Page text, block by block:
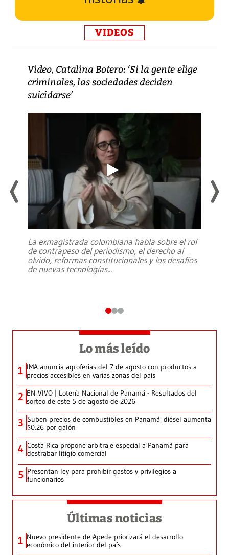
VIDEOS
Video, Catalina Botero: ‘Si la gente elige
criminales, las sociedades deciden
suicidarse’
La exmagistrada colombiana habla sobre el rol
de contrapeso del periodismo, el derecho al
olvido, reformas constitucionales y los desafíos
de nuevas tecnologías...
Lo más leído
1 IMA anuncia agroferias del 7 de agosto con productos a
precios accesibles en varias zonas del país
2 EN VIVO | Lotería Nacional de Panamá - Resultados del
sorteo de este 5 de agosto de 2026
3 Suben precios de combustibles en Panamá: diésel aumenta
$0.26 por galón
4 Costa Rica propone arbitraje especial a Panamá para
destrabar litigio comercial
5 Presentan ley para prohibir gastos y privilegios a
funcionarios
Últimas noticias
1 Nuevo presidente de Apede priorizará el desarrollo
económico del interior del país